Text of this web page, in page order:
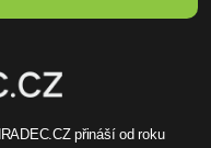
přináší od roku